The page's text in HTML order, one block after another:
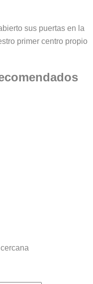
sus puertas en la
primer centro propio